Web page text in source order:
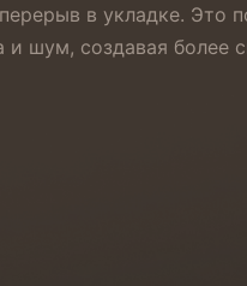
в укладке.
шум, создавая более